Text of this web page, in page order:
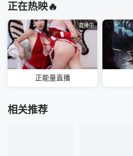
正在热映🔥
直播中
正能量直播
相关推荐